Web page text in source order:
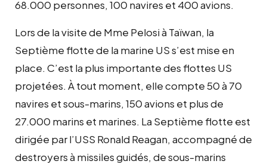
68.000 personnes, 100 navires et 400 avions.
Lors de la visite de Mme Pelosi à Taïwan, la
Septième flotte de la marine US s’est mise en
place. C’est la plus importante des flottes US
projetées. À tout moment, elle compte 50 à 70
navires et sous-marins, 150 avions et plus de
27.000 marins et marines. La Septième flotte est
dirigée par l’USS Ronald Reagan, accompagné de
destroyers à missiles guidés, de sous-marins